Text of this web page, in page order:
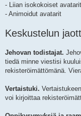
- Liian isokokoiset avatarit
- Animoidut avatarit
Keskustelun
Jehovan todistajat.
tiedä minne viestisi
rekisteröimättömänä.
Vertaistuki.
voi kirjoittaa